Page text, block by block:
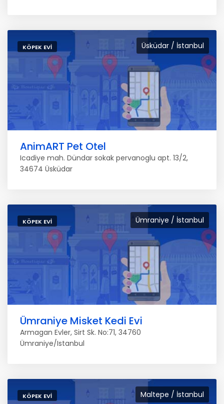
Üsküdar / İstanbul
KÖPEK EVI
AnimART Pet Otel
Icadiye mah. Dündar sokak pervanoglu apt. 13/2,
34674 Üsküdar
Ümraniye / İstanbul
KÖPEK EVI
Ümraniye Misket Kedi Evi
Armagan Evler, Sirt Sk. No:71, 34760
Ümraniye/Istanbul
Maltepe / İstanbul
KÖPEK EVI